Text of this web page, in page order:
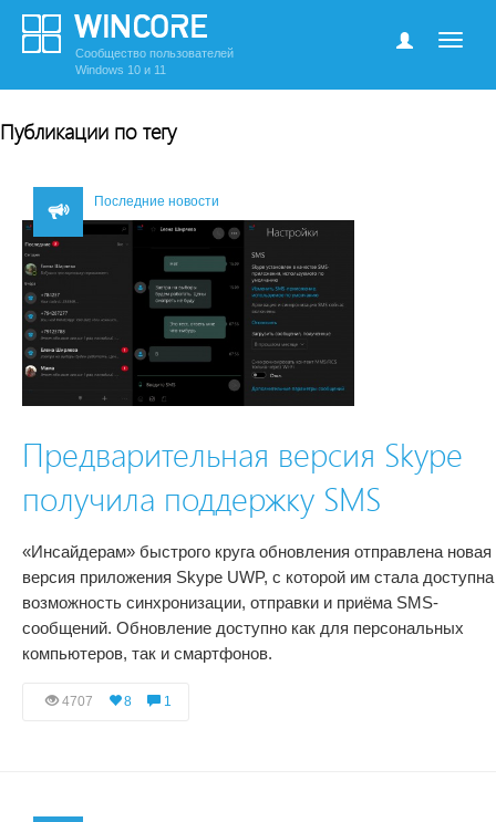
Сообщество пользователей
Windows 10 и 11
Публикации по тегу
Последние новости
Предварительная версия Skype
получила поддержку SMS
«Инсайдерам» быстрого круга обновления отправлена новая
версия приложения Skype UWP, с которой им стала доступна
возможность синхронизации, отправки и приёма SMS-
сообщений. Обновление доступно как для персональных
компьютеров, так и смартфонов.
4707 8 1